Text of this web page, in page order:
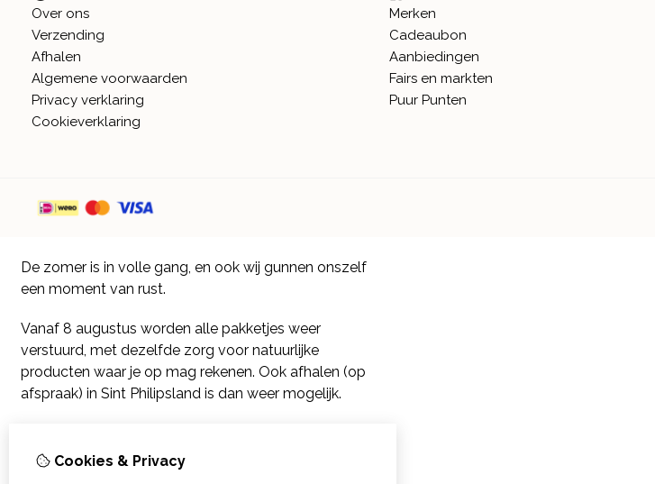
Over ons
Verzending
Afhalen
Algemene voorwaarden
Privacy verklaring
Cookieverklaring
Merken
Cadeaubon
Aanbiedingen
Fairs en markten
Puur Punten
Cookies & Privacy
De zomer is in volle gang, en ook wij gunnen onszelf
een moment van rust.
Vanaf 8 augustus worden alle pakketjes weer
verstuurd, met dezelfde zorg voor natuurlijke
producten waar je op mag rekenen. Ook afhalen (op
afspraak) in Sint Philipsland is dan weer mogelijk.
Scherpenisse) weer geopend.